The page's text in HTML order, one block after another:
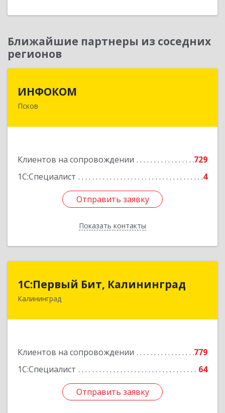
Ближайшие партнеры из соседних
регионов
ИНФОКОМ
Псков
Клиентов на сопровождении
729
1С:Специалист
4
Отправить заявку
Показать контакты
180000, Псковская обл, Псков г, Советская ул,
Отправить заявку
Назад
1С:Первый Бит, Калининград
Калининград
Клиентов на сопровождении
779
1С:Специалист
64
Отправить заявку
1С:Первый Бит, Калининград
236006, Калининградская обл, Калининград г,
Отправить заявку